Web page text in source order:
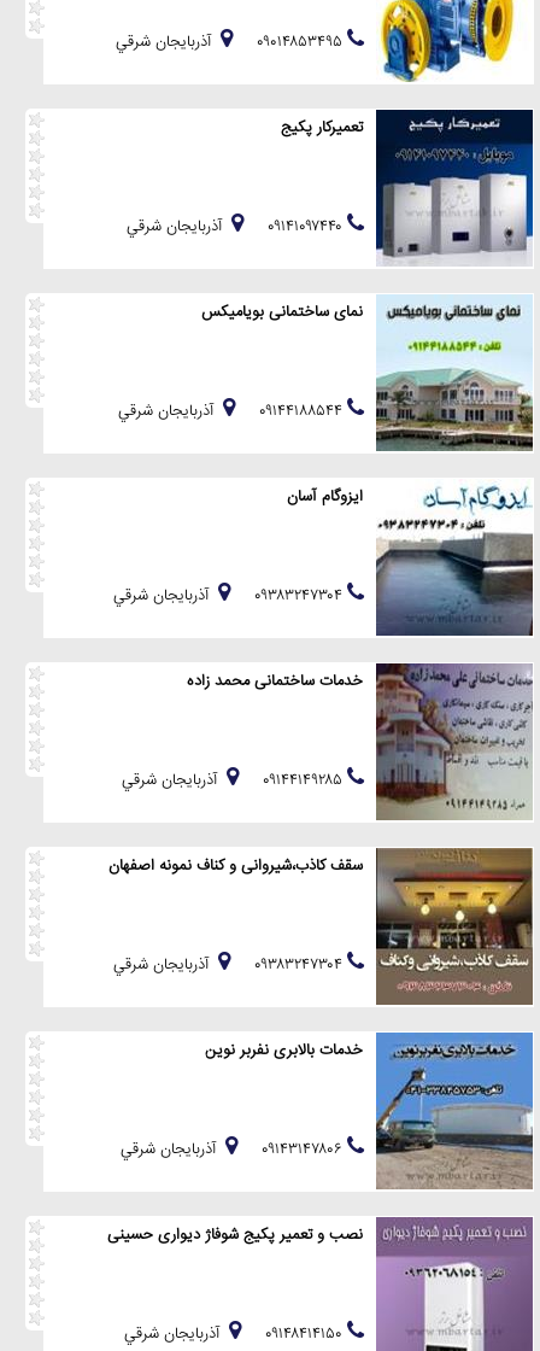
آذربايجان شرقي
تعمیرکار پکیج
آذربايجان شرقي
نمای ساختمانی بویامیکس
آذربايجان شرقي
ایزوگام آسان
آذربايجان شرقي
خدمات ساختمانی محمد زاده
آذربايجان شرقي
سقف کاذب،شیروانی و کناف نمونه اصفهان
آذربايجان شرقي
خدمات بالابری نفربر نوین
آذربايجان شرقي
نصب و تعمیر پکیج شوفاژ دیواری حسینی
آذربايجان شرقي